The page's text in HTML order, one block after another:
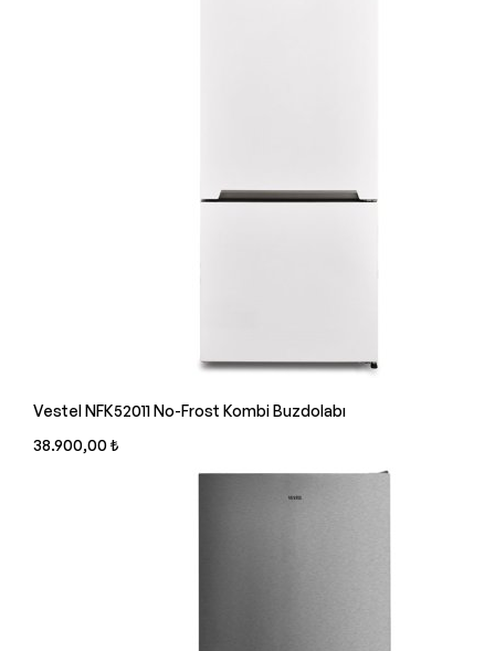
Vestel NFK52011 No-Frost Kombi Buzdolabı
38.900,00 ₺